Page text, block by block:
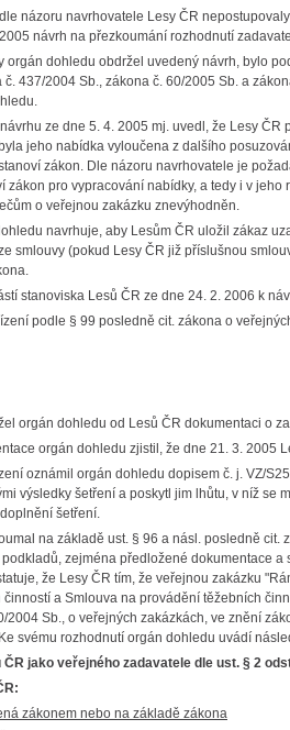
názoru navrhovatele Lesy ČR
návrh na přezkoumání rozhodnutí
orgán dohledu obdržel uvedený návrh, bylo
č. 437/2004 Sb., zákona č. 60/2005 Sb. a
ze dne 5. 4. 2005 mj. uvedl, že Lesy
jeho nabídka vyloučena z dalšího
zákon. Dle názoru navrhovatele je
zákon pro vypracování nabídky, a tedy i v
o veřejnou zakázku znevýhodněn.
navrhuje, aby Lesům ČR uložil zákaz
smlouvy (pokud Lesy ČR již příslušnou
stanoviska Lesů ČR ze dne 24. 2. 2006 k
podle § 99 posledně cit. zákona o
orgán dohledu od Lesů ČR dokumentaci o
orgán dohledu zjistil, že dne 21. 3. 2005
oznámil orgán dohledu dopisem č. j. VZ/
výsledky šetření a poskytl jim lhůtu, v níž se
šetření.
na základě ust. § 96 a násl. posledně
zejména předložené dokumentace
že Lesy ČR tím, že veřejnou zakázku
a Smlouva na provádění těžebních
2004 Sb., o veřejných zakázkách, ve znění
svému rozhodnutí orgán dohledu uvádí
jako veřejného zadavatele dle ust. § 2
zákonem nebo na základě zákona